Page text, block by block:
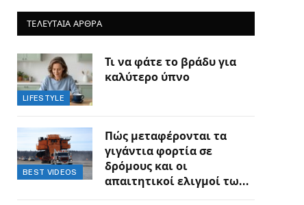
ΤΕΛΕΥΤΑΙΑ ΑΡΘΡΑ
LIFESTYLE
Τι να φάτε το βράδυ για
καλύτερο ύπνο
BEST VIDEOS
Πώς μεταφέρονται τα
γιγάντια φορτία σε
δρόμους και οι
απαιτητικοί ελιγμοί των